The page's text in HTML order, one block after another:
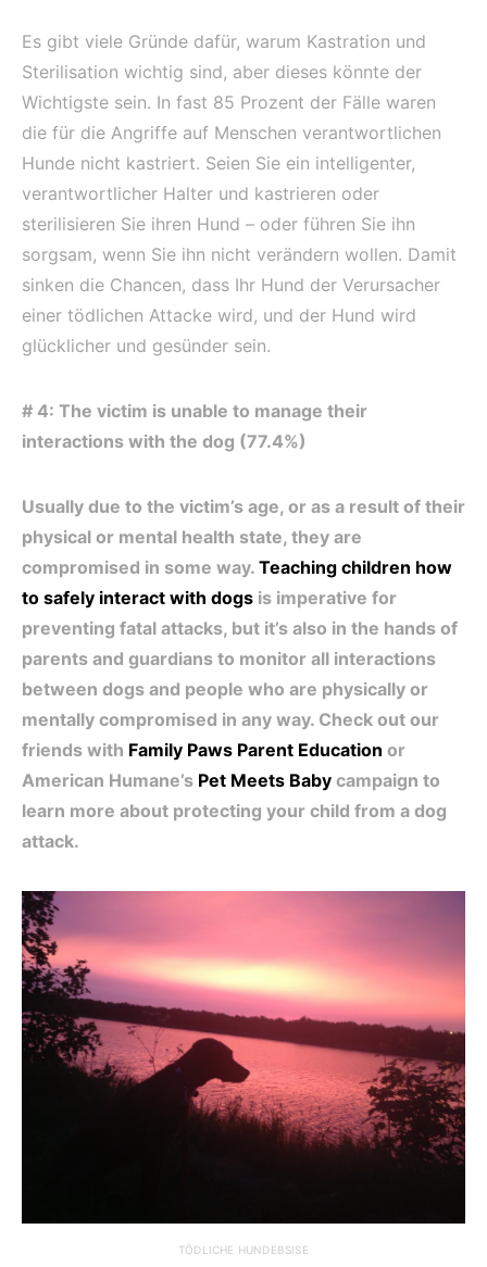
Es gibt viele Gründe dafür, warum Kastration und
Sterilisation wichtig sind, aber dieses könnte der
Wichtigste sein. In fast 85 Prozent der Fälle waren
die für die Angriffe auf Menschen verantwortlichen
Hunde nicht kastriert. Seien Sie ein intelligenter,
verantwortlicher Halter und kastrieren oder
sterilisieren Sie ihren Hund – oder führen Sie ihn
sorgsam, wenn Sie ihn nicht verändern wollen. Damit
sinken die Chancen, dass Ihr Hund der Verursacher
einer tödlichen Attacke wird, und der Hund wird
glücklicher und gesünder sein.
# 4: The victim is unable to manage their
interactions with the dog (77.4%)
Usually due to the victim’s age, or as a result of their
physical or mental health state, they are
compromised in some way. Teaching children how
to safely interact with dogs is imperative for
preventing fatal attacks, but it’s also in the hands of
parents and guardians to monitor all interactions
between dogs and people who are physically or
mentally compromised in any way. Check out our
friends with Family Paws Parent Education or
American Humane’s Pet Meets Baby campaign to
learn more about protecting your child from a dog
attack.
TÖDLICHE HUNDEBSISE